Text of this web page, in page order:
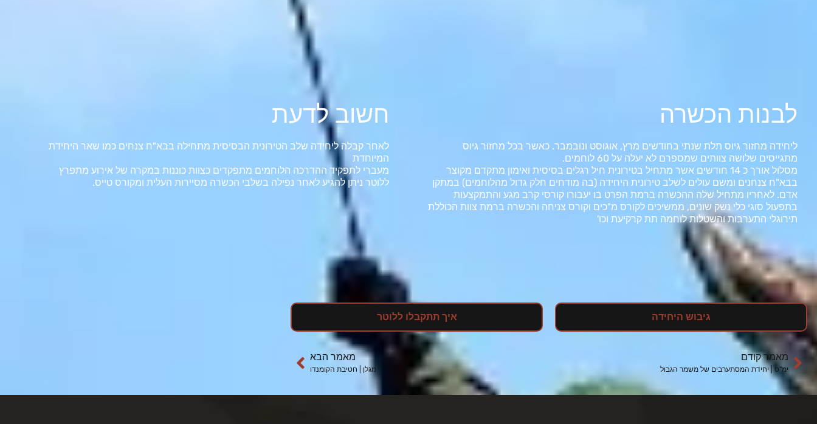
לבנות הכשרה
ליחידה מחזור גיוס תלת שנתי בחודשים מרץ, אוגוסט ונובמבר. כאשר בכל מחזור גיוס
מתגייסים שלושה צוותים שמספרם לא יעלה על 60 לוחמים.
מסלול אורך כ 14 חודשים אשר מתחיל בטירונית חיל רגלים בסיסית ואימון מתקדם מקוצר
בבא"ח צנחנים ומשם עולים לשלב טירונית היחידה (בה מודחים חלק גדול מהלוחמים) במתקן
אדם. לאחריו מתחיל שלה ההכשרה ברמת הפרט בו יעבורו קורסי קרב מגע והתמקצעות
בתפעול סוגי כלי נשק שונים, ממשיכים לקורס מ"כים וקורס צניחה והכשרה ברמת צוות הכוללת
תירוגלי התערבות והשטלות לוחמה תת קרקיעת וכו'
חשוב לדעת
לאחר קבלה ליחידה שלב הטירונית הבסיסית מתחילה בבא"ח צנחים כמו שאר היחידת
המיוחדת
מעברי לתפקיד ההדרכה הלוחמים מתפקדים כצוות כוננות במקרה של אירוע מתפרץ
ללוטר ניתן להגיע לאחר נפילה בשלבי הכשרה מסיירות העלית ומקורס טייס.
גיבוש היחידה איך תתקבלו ללוטר
מאמר קודם
ימ"ס | יחידת המסתערבים של משמר הגבול
מאמר הבא
מגלן | חטיבת הקומנדו